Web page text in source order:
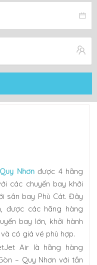
Nhơnđược 4 hãng
các chuyến bay khởi
sân bay Phù Cát. Đây
được các hãng hàng
bay lớn, khởi hành
có giá vé phù hợp.
Air là hãng hàng
– Quy Nhơn với tần